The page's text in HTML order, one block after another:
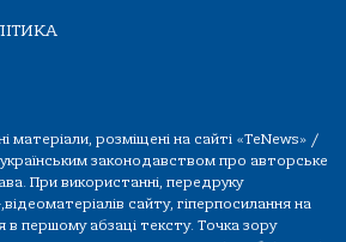
матеріали, розміщені на сайті «TeNews» /
законодавством про авторське
При використанні, передруку
сайту, гіперпосилання на
в першому абзаці тексту. Точка зору